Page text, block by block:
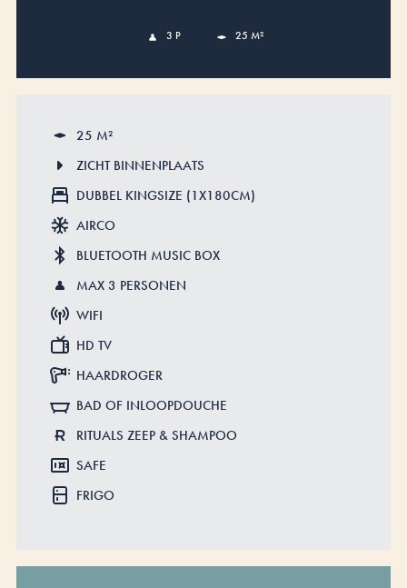
3 P 25 M²
25 M²
ZICHT BINNENPLAATS
DUBBEL KINGSIZE (1X180CM)
AIRCO
BLUETOOTH MUSIC BOX
MAX 3 PERSONEN
WIFI
HD TV
HAARDROGER
BAD OF INLOOPDOUCHE
RITUALS ZEEP & SHAMPOO
SAFE
FRIGO